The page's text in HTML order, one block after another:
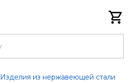
Изделия из нержавеющей стали